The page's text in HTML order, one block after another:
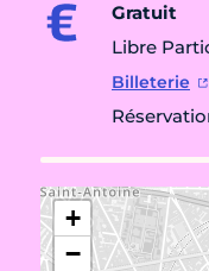
Gratuit
Libre
Billeterie
+
−